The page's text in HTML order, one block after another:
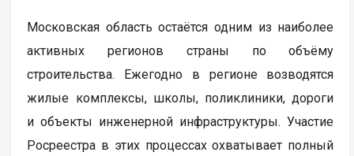
Московская область остаётся одним из наиболее
активных регионов страны по объёму
строительства. Ежегодно в регионе возводятся
жилые комплексы, школы, поликлиники, дороги
и объекты инженерной инфраструктуры. Участие
Росреестра в этих процессах охватывает полный